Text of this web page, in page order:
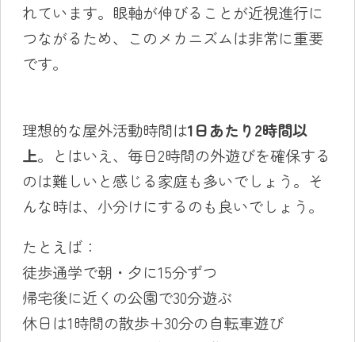
れています。眼軸が伸びることが近視進行に
つながるため、このメカニズムは非常に重要
です。
理想的な屋外活動時間は1日あたり2時間以
上。とはいえ、毎日2時間の外遊びを確保する
のは難しいと感じる家庭も多いでしょう。そ
んな時は、小分けにするのも良いでしょう。
たとえば：
徒歩通学で朝・夕に15分ずつ
帰宅後に近くの公園で30分遊ぶ
休日は1時間の散歩＋30分の自転車遊び